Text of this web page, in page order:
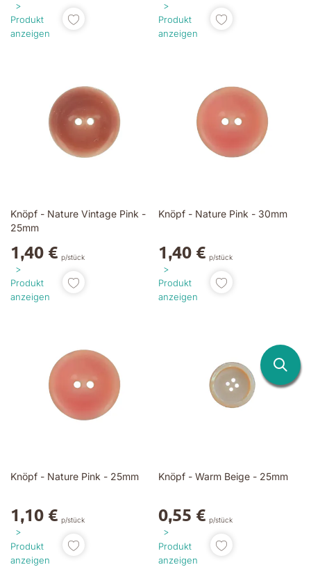
Produkt
anzeigen
Produkt
anzeigen
Knöpf - Nature Vintage Pink -
25mm
1,40 € p/stück
Produkt
anzeigen
Knöpf - Nature Pink - 30mm
1,40 € p/stück
Produkt
anzeigen
Knöpf - Nature Pink - 25mm
1,10 € p/stück
Produkt
anzeigen
Knöpf - Warm Beige - 25mm
0,55 € p/stück
Produkt
anzeigen